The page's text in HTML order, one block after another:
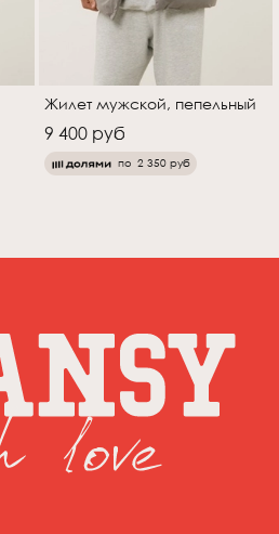
Жилет мужской, пепельный
9 400 руб
по 2 350 руб